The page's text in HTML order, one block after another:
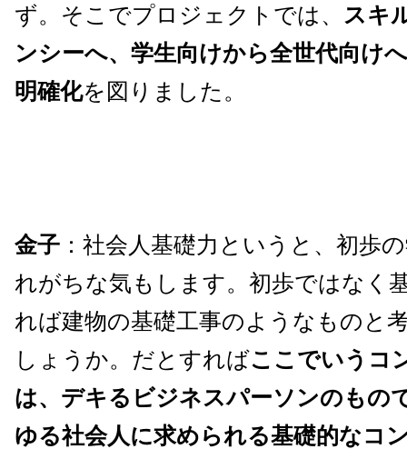
ず。そこでプロジェクトでは、 スキ
ンシーへ、学生向けから全世代向け
明確化を図りました。
金子 ：社会人基礎力というと、初歩
れがちな気もします。初歩ではなく
れば建物の基礎工事のようなものと
しょうか。だとすればここでいうコ
は、デキるビジネスパーソンのもの
ゆる社会人に求められる基礎的なコ